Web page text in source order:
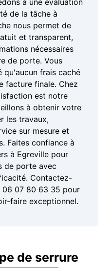
de la tâche à
nous permet de
et transparent,
nécessaires
de porte. Vous
qu'aucun frais caché
facture finale. Chez
est notre
à obtenir votre
les travaux,
sur mesure et
Faites confiance à
à Egreville pour
de porte avec
Contactez-
06 07 80 63 35 pour
faire exceptionnel.
de serrure